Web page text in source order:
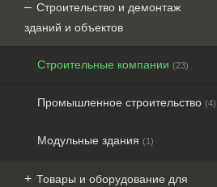
Строительство и демонтаж
зданий и объектов
Строительные компании (23)
Промышленное строительство (4)
Модульные здания (1)
Товары и оборудование для